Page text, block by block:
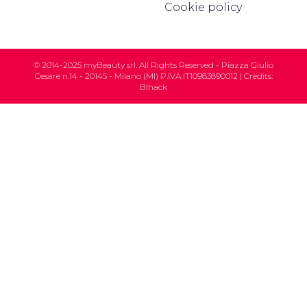
Cookie policy
© 2014-2025 myBeauty srl. All Rights Reserved - Piazza Giulio
Cesare n.14 - 20145 - Milano (MI) P.IVA IT10983890012 | Credits:
Blhack